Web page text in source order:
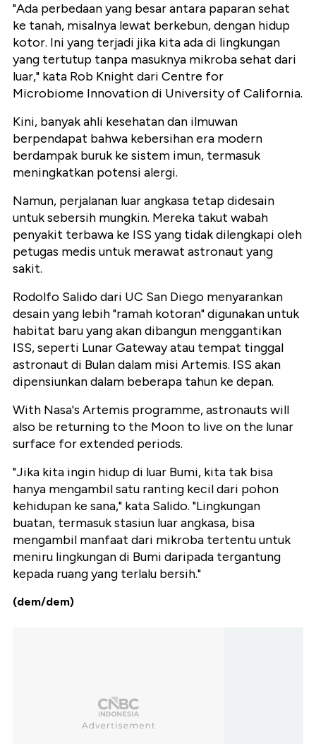
"Ada perbedaan yang besar antara paparan sehat
ke tanah, misalnya lewat berkebun, dengan hidup
kotor. Ini yang terjadi jika kita ada di lingkungan
yang tertutup tanpa masuknya mikroba sehat dari
luar," kata Rob Knight dari Centre for
Microbiome Innovation di University of California.
Kini, banyak ahli kesehatan dan ilmuwan
berpendapat bahwa kebersihan era modern
berdampak buruk ke sistem imun, termasuk
meningkatkan potensi alergi.
Namun, perjalanan luar angkasa tetap didesain
untuk sebersih mungkin. Mereka takut wabah
penyakit terbawa ke ISS yang tidak dilengkapi oleh
petugas medis untuk merawat astronaut yang
sakit.
Rodolfo Salido dari UC San Diego menyarankan
desain yang lebih "ramah kotoran" digunakan untuk
habitat baru yang akan dibangun menggantikan
ISS, seperti Lunar Gateway atau tempat tinggal
astronaut di Bulan dalam misi Artemis. ISS akan
dipensiunkan dalam beberapa tahun ke depan.
With Nasa's Artemis programme, astronauts will
also be returning to the Moon to live on the lunar
surface for extended periods.
"Jika kita ingin hidup di luar Bumi, kita tak bisa
hanya mengambil satu ranting kecil dari pohon
kehidupan ke sana," kata Salido. "Lingkungan
buatan, termasuk stasiun luar angkasa, bisa
mengambil manfaat dari mikroba tertentu untuk
meniru lingkungan di Bumi daripada tergantung
kepada ruang yang terlalu bersih."
(dem/dem)